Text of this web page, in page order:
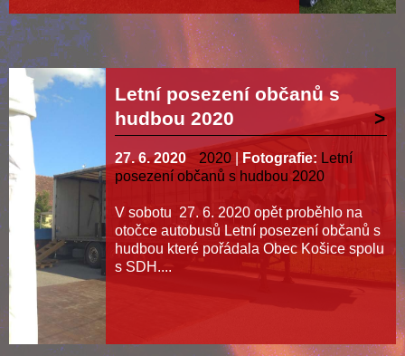
Letní posezení občanů s
hudbou 2020
27. 6. 2020 2020 Fotografie: Letní
posezení občanů s hudbou 2020
V sobotu 27. 6. 2020 opět proběhlo na
otočce autobusů Letní posezení občanů s
hudbou které pořádala Obec Košice spolu
s SDH....